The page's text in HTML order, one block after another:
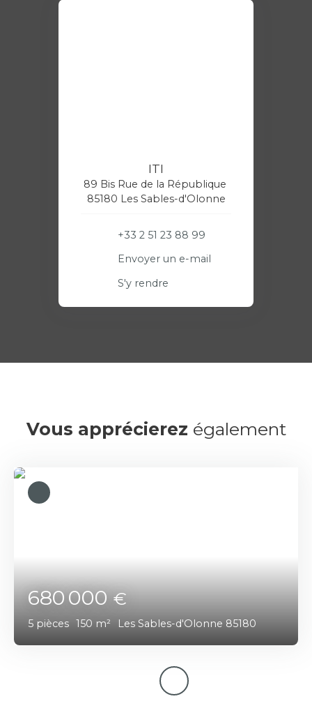
ITI
89 Bis Rue de la République
85180 Les Sables-d'Olonne
+33 2 51 23 88 99
Envoyer un e-mail
S'y rendre
Vous apprécierez également
680 000€
5 pièces 150 m² Les Sables-d'Olonne 85180